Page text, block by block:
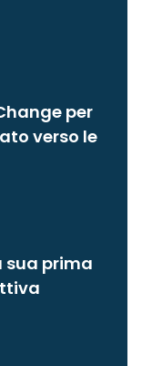
per
verso le
sua prima